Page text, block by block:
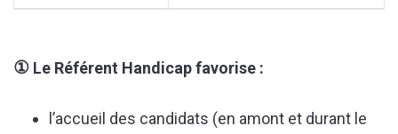
① Le Référent Handicap favorise :
l’accueil des candidats (en amont et durant le